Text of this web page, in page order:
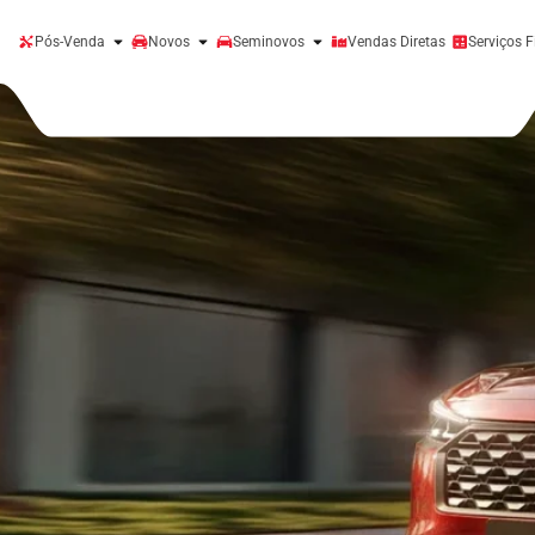
Pós-Venda Novos Seminovos Vendas Diretas Serviços